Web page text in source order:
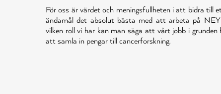
För oss är värdet och meningsfullheten i att bidra till
ändamål det absolut bästa med att arbeta på
vilken roll vi har kan man säga att vårt jobb i grunden
att samla in pengar till cancerforskning.